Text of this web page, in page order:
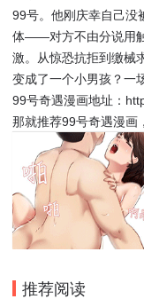
99号。他刚庆幸自己没
体——对方不由分说用触
激。从惊恐抗拒到缴
变成了一个小男孩？一
99号奇遇漫画地址：
那就推荐99号奇遇漫画
推荐阅读